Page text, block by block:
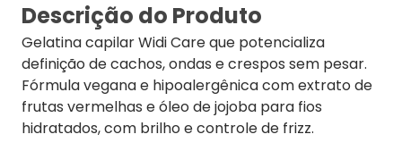
Descrição do Produto
Gelatina capilar Widi Care que potencializa
definição de cachos, ondas e crespos sem pesar.
Fórmula vegana e hipoalergênica com extrato de
frutas vermelhas e óleo de jojoba para fios
hidratados, com brilho e controle de frizz.